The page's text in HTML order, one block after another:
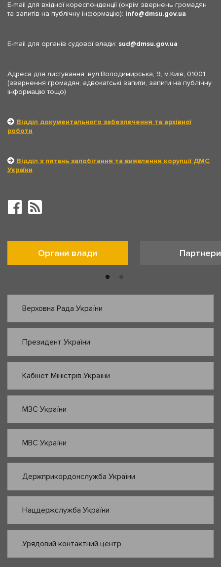
E-mail для вхідної кореспонденції (окрім звернень громадян
та запитів на публічну інформацію): info dmsu.gov.ua
E-mail для органів судової влади: sud dmsu.gov.ua
Адреса для листування: вул.Володимирська, 9, м.Київ, 01001
(звернення громадян, адвокатські запити, запити на публічну
інформацію тощо)
Відділ документального забезпечення та архівної
роботи
Відділ з питань запобігання та виявлення корупції ДМС
України
Органи влади Партнери
Верховна Рада України
Президент України
Кабінет Міністрів України
МЗС України
МВС України
Держприкордонслужба України
Нацдержслужба України
Урядовий контактний центр